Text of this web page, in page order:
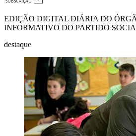
EDIÇÃO DIGITAL DIÁRIA DO
INFORMATIVO DO PARTIDO
destaque